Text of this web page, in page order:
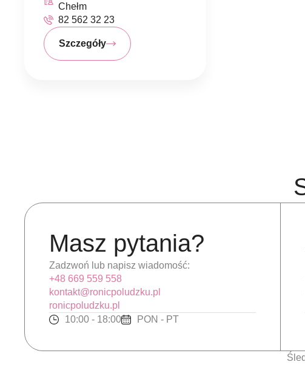
Chełm
82 562 32 23
Szczegóły
Masz pytania?
Zadzwoń lub napisz wiadomość:
+48 669 559 558
kontakt@ronicpoludzku.pl
ronicpoludzku.pl
10:00 - 18:00
PON - PT